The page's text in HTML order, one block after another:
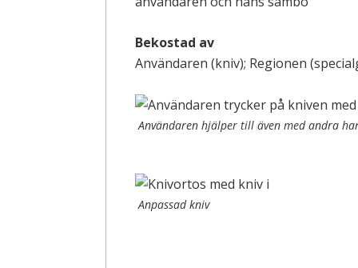
Bekostad av
Användaren (kniv); Regionen
Användaren hjälper till även med andra
Anpassad kniv